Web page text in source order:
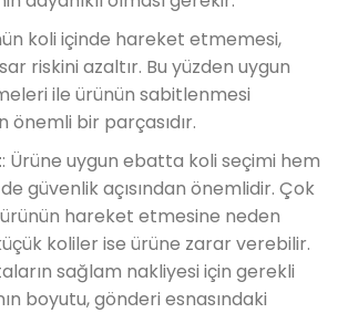
koli içinde hareket etmemesi,
riskini azaltır. Bu yüzden uygun
ile ürünün sabitlenmesi
bir parçasıdır.
: Ürüne uygun ebatta koli seçimi hem
güvenlik açısından önemlidir. Çok
hareket etmesine neden
koliler ise ürüne zarar verebilir.
sağlam nakliyesi için gerekli
boyutu, gönderi esnasındaki